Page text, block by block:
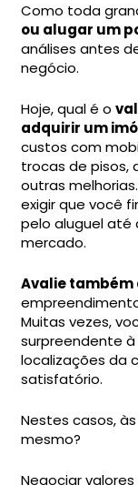
Como toda
ou alugar um
análises antes
negócio.
Hoje, qual é o
adquirir um
custos com
trocas de pisos,
outras
exigir que você
pelo aluguel até
mercado.
Avalie
Muitas vezes,
surpreendente
localizações da
satisfatório.
Nestes casos,
mesmo?
Negociar